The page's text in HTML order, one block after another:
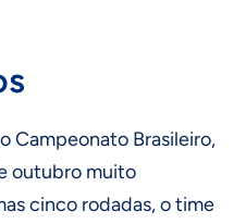
Campeonato Brasileiro,
outubro muito
cinco rodadas, o time